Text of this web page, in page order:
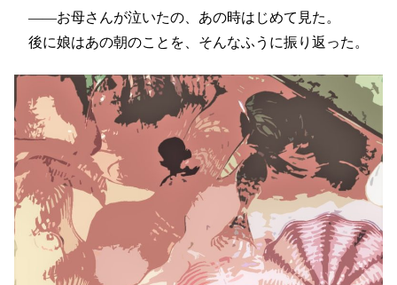
――お母さんが泣いたの、あの時はじめて見た。
後に娘はあの朝のことを、そんなふうに振り返った。